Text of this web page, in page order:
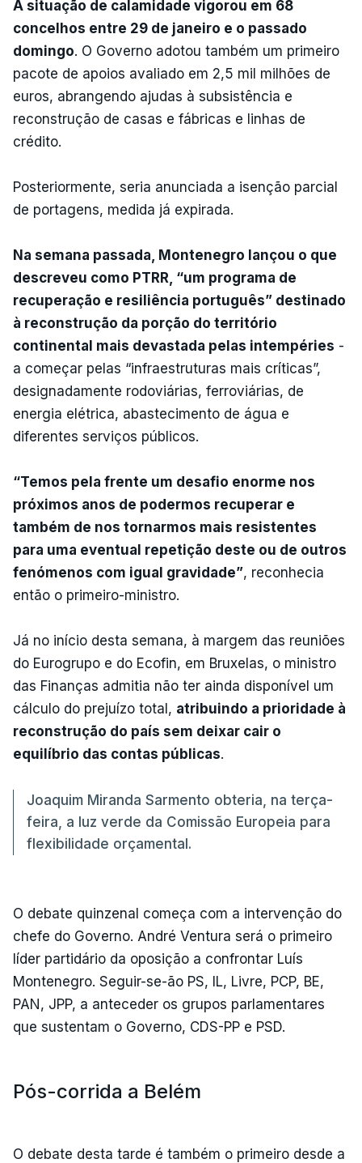
A situação de calamidade vigorou em 68
concelhos entre 29 de janeiro e o passado
domingo. O Governo adotou também um primeiro
pacote de apoios avaliado em 2,5 mil milhões de
euros, abrangendo ajudas à subsistência e
reconstrução de casas e fábricas e linhas de
crédito.
Posteriormente, seria anunciada a isenção parcial
de portagens, medida já expirada.
Na semana passada, Montenegro lançou o que
descreveu como PTRR, “um programa de
recuperação e resiliência português” destinado
à reconstrução da porção do território
continental mais devastada pelas intempéries -
a começar pelas “infraestruturas mais críticas”,
designadamente rodoviárias, ferroviárias, de
energia elétrica, abastecimento de água e
diferentes serviços públicos.
“Temos pela frente um desafio enorme nos
próximos anos de podermos recuperar e
também de nos tornarmos mais resistentes
para uma eventual repetição deste ou de outros
fenómenos com igual gravidade”, reconhecia
então o primeiro-ministro.
Já no início desta semana, à margem das reuniões
do Eurogrupo e do Ecofin, em Bruxelas, o ministro
das Finanças admitia não ter ainda disponível um
cálculo do prejuízo total, atribuindo a prioridade à
reconstrução do país sem deixar cair o
equilíbrio das contas públicas.
Joaquim Miranda Sarmento obteria, na terça-
feira, a luz verde da Comissão Europeia para
flexibilidade orçamental.
O debate quinzenal começa com a intervenção do
chefe do Governo. André Ventura será o primeiro
líder partidário da oposição a confrontar Luís
Montenegro. Seguir-se-ão PS, IL, Livre, PCP, BE,
PAN, JPP, a anteceder os grupos parlamentares
que sustentam o Governo, CDS-PP e PSD.
Pós-corrida a Belém
O debate desta tarde é também o primeiro desde a